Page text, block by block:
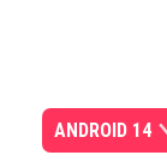
ANDROID 14